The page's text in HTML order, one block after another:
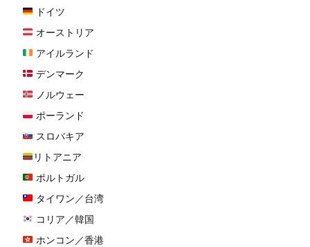
ドイツ
オーストリア
アイルランド
デンマーク
ノルウェー
ポーランド
スロバキア
リトアニア
ポルトガル
タイワン／台湾
コリア／韓国
ホンコン／香港